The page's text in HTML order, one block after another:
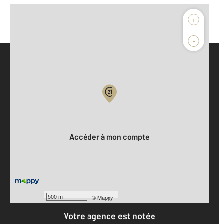
+
-
500 m ©Mappy
Accéder à mon compte
Votre agence est notée